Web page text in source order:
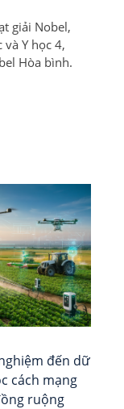
giải Nobel,
Y học 4,
Hòa bình.
đến dữ
cách mạng
ruộng